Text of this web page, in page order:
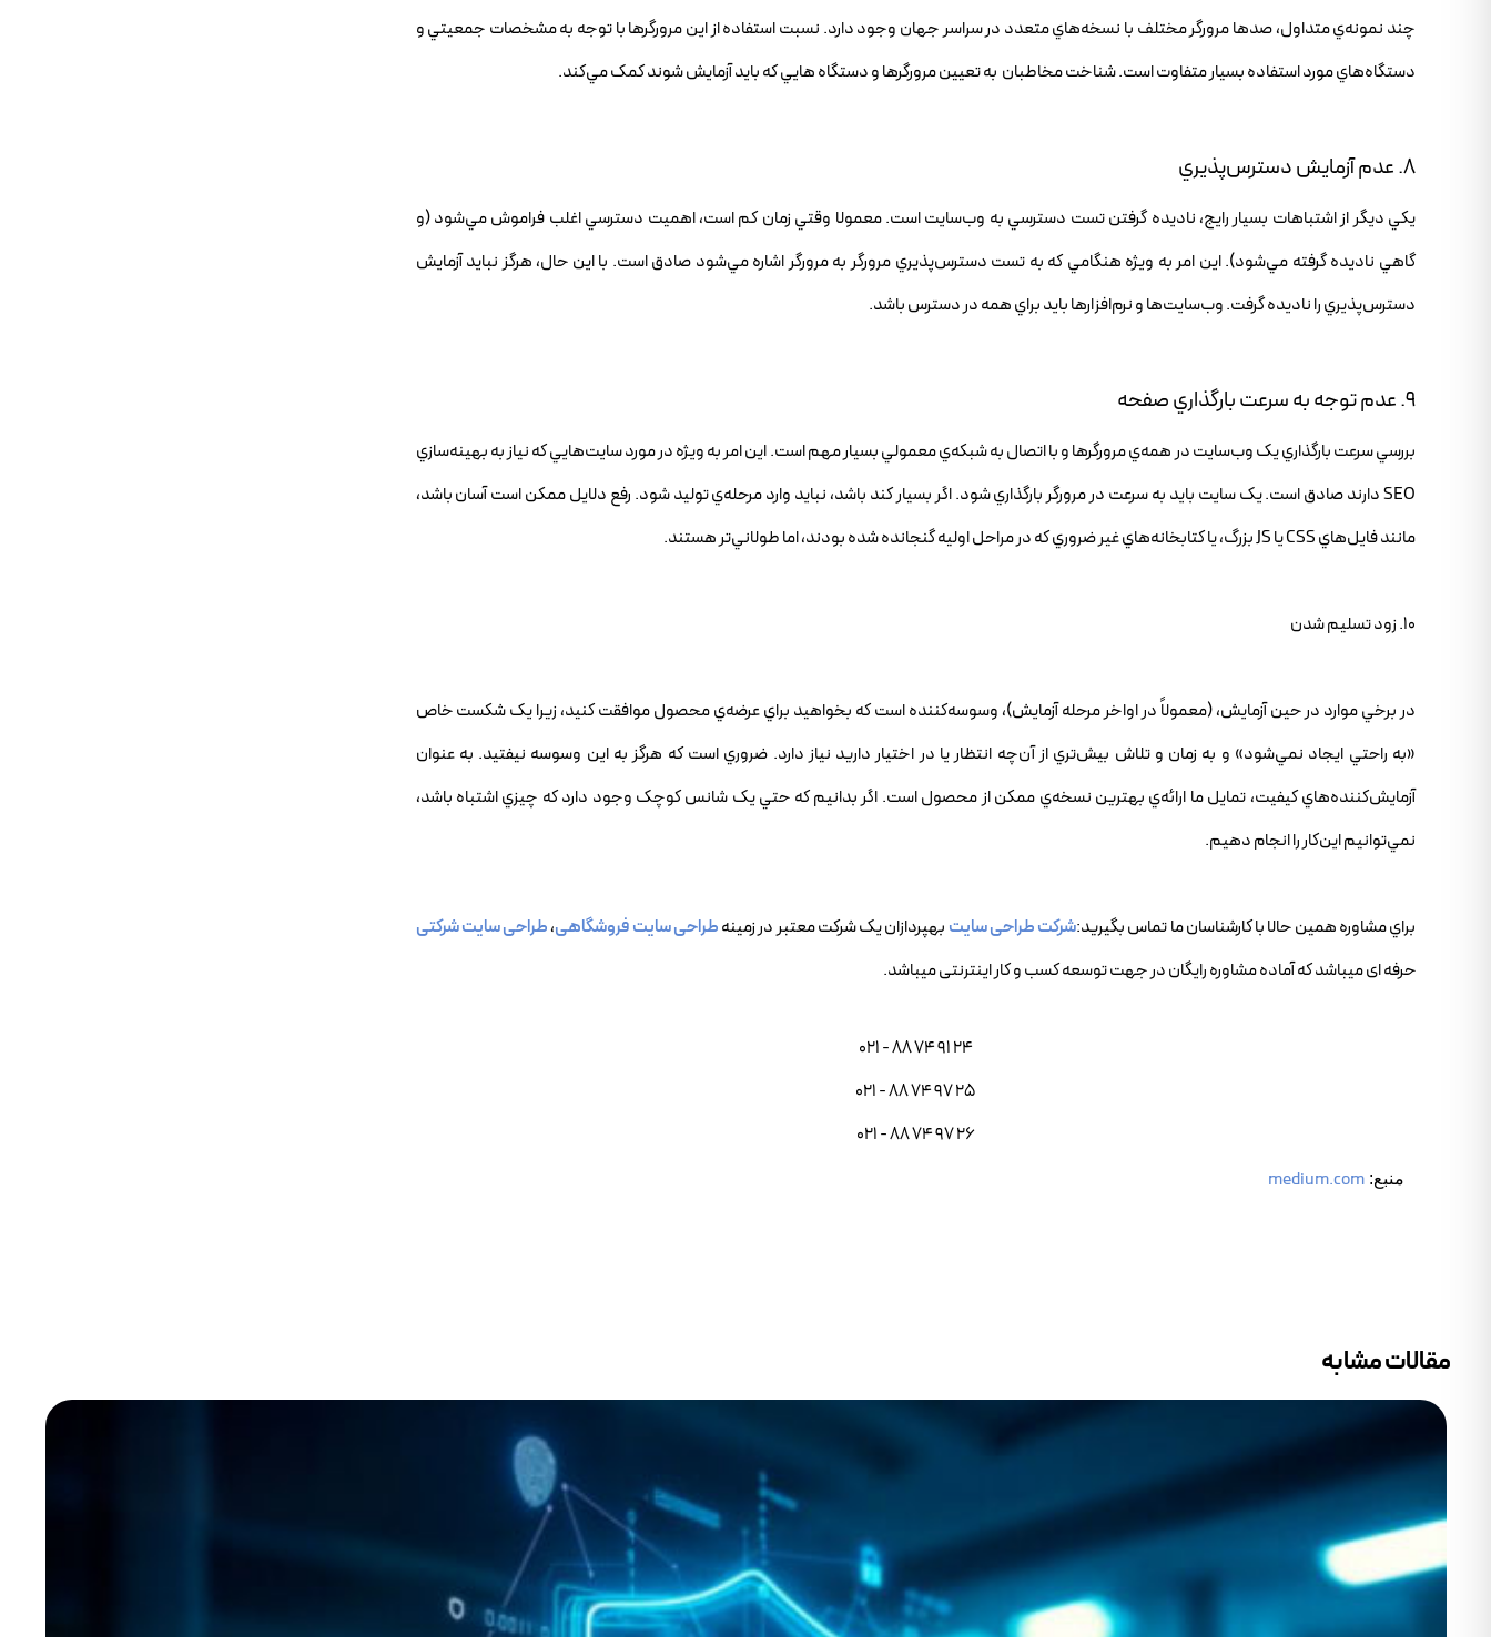
چند نمونه‌ي متداول، صدها مرورگر مختلف با نسخه‌هاي متعدد در سراسر جهان وجود دارد. نسبت استفاده از اين مرورگرها با توجه به مشخصات جمعيتي و
دستگاه‌هاي مورد استفاده بسيار متفاوت است. شناخت مخاطبان به تعيين مرورگرها و دستگاه هايي که بايد آزمايش شوند کمک مي‌کند.
8. عدم آزمايش دسترس‌پذيري
يکي ديگر از اشتباهات بسيار رايج، ناديده گرفتن تست دسترسي به وب‌سايت است. معمولا وقتي زمان کم است، اهميت دسترسي اغلب فراموش مي‌شود (و
گاهي ناديده گرفته مي‌شود). اين امر به ويژه هنگامي که به تست دسترس‌پذيري مرورگر به مرورگر اشاره مي‌شود صادق است. با اين حال، هرگز نبايد آزمايش
دسترس‌پذيري را ناديده گرفت. وب‌سايت‌ها و نرم‌افزارها بايد براي همه در دسترس باشد.
9. عدم توجه به سرعت بارگذاري صفحه
بررسي سرعت بارگذاري يک وب‌سايت در همه‌ي مرورگرها و با اتصال به شبکه‌ي معمولي بسيار مهم است. اين امر به ويژه در مورد سايت‌هايي که نياز به بهينه‌سازي
SEO دارند صادق است. يک سايت بايد به سرعت در مرورگر بارگذاري شود. اگر بسيار کند باشد، نبايد وارد مرحله‌ي توليد شود. رفع دلايل ممکن است آسان باشد،
مانند فايل‌هاي CSS يا JS بزرگ، يا کتابخانه‌هاي غير ضروري که در مراحل اوليه گنجانده شده بودند، اما طولاني‌تر هستند.
10. زود تسليم شدن
در برخي موارد در حين آزمايش، (معمولاً در اواخر مرحله آزمايش)، وسوسه‌کننده است که بخواهيد براي عرضه‌ي محصول موافقت کنيد، زيرا يک شکست خاص
«به راحتي ايجاد نمي‌شود» و به زمان و تلاش بيش‌تري از آن‌چه انتظار يا در اختيار داريد نياز دارد. ضروري است که هرگز به اين وسوسه نيفتيد. به عنوان
آزمايش‌کننده‌هاي کيفيت، تمايل ما ارائه‌ي بهترين نسخه‌ي ممکن از محصول است. اگر بدانيم که حتي يک شانس کوچک وجود دارد که چيزي اشتباه باشد،
نمي‌توانيم اين‌کار را انجام دهيم.
براي مشاوره همين حالا با کارشناسان ما تماس بگيريد:شرکت طراحی سایت بهپردازان یک شرکت معتبر در زمینهطراحی سایت فروشگاهی،طراحی سایت شرکتی
حرفه ای میباشد که آماده مشاوره رایگان در جهت توسعه کسب و کار اینترنتی میباشد.
021 - 88 74 91 24
021 - 88 74 97 25
021 - 88 74 97 26
منبع: medium.com
مقالات مشابه